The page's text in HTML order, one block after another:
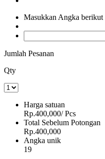
Masukkan Angka berikut
Jumlah Pesanan
Qty
Harga satuan
Rp.400,000/ Pcs
Total Sebelum Potongan
Rp.400,000
Angka unik
19